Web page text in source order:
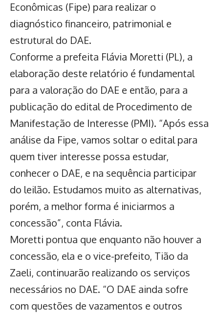
Econômicas (Fipe) para realizar o
diagnóstico financeiro, patrimonial e
estrutural do DAE.
Conforme a prefeita Flávia Moretti (PL), a
elaboração deste relatório é fundamental
para a valoração do DAE e então, para a
publicação do edital de Procedimento de
Manifestação de Interesse (PMI). “Após essa
análise da Fipe, vamos soltar o edital para
quem tiver interesse possa estudar,
conhecer o DAE, e na sequência participar
do leilão. Estudamos muito as alternativas,
porém, a melhor forma é iniciarmos a
concessão”, conta Flávia.
Moretti pontua que enquanto não houver a
concessão, ela e o vice-prefeito, Tião da
Zaeli, continuarão realizando os serviços
necessários no DAE. “O DAE ainda sofre
com questões de vazamentos e outros